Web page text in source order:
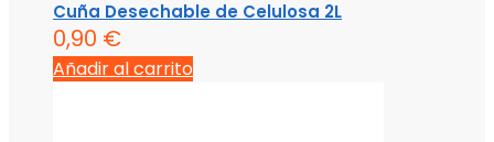
Cuña Desechable de Celulosa 2L
0,90 €
Añadir al carrito